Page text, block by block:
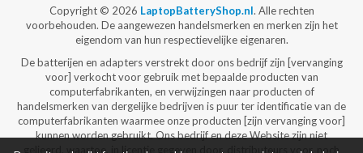
Copyright © 2026 LaptopBatteryShop.nl. Alle rechten
voorbehouden. De aangewezen handelsmerken en merken zijn het
eigendom van hun respectievelijke eigenaren.
De batterijen en adapters verstrekt door ons bedrijf zijn [vervanging
voor] verkocht voor gebruik met bepaalde producten van
computerfabrikanten, en verwijzingen naar producten of
handelsmerken van dergelijke bedrijven is puur ter identificatie van de
computerfabrikanten waarmee onze producten [zijn vervanging voor]
kunnen worden gebruikt. Ons bedrijf en deze Website zijn niet
gelieerd, waartoe, in licentie gegeven door, distributeurs voor, noch